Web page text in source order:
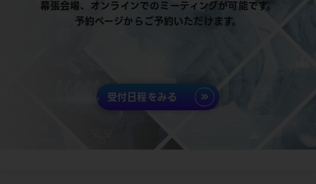
幕張会場、オンラインでのミーティングが可能です。
予約ページからご予約いただけます。
受付日程をみる